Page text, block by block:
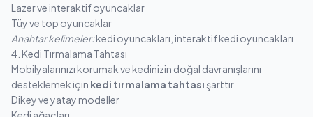
Lazer ve interaktif oyuncaklar
Tüy ve top oyuncaklar
Anahtar kelimeler:kedi oyuncakları, interaktif kedi oyuncakları
4. Kedi Tırmalama Tahtası
Mobilyalarınızı korumak ve kedinizin doğal davranışlarını
desteklemek için kedi tırmalama tahtası şarttır.
Dikey ve yatay modeller